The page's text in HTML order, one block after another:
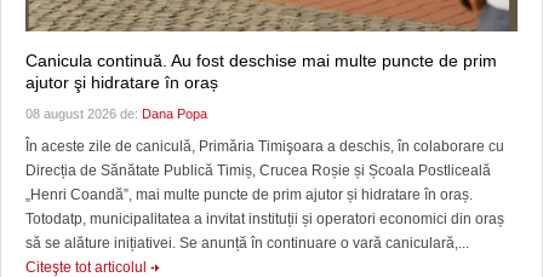
Canicula continuă. Au fost deschise mai multe puncte de prim
ajutor şi hidratare în oraș
08 august 2026 de: Dana Popa
În aceste zile de caniculă, Primăria Timişoara a deschis, în colaborare cu
Direcția de Sănătate Publică Timiș, Crucea Roșie și Școala Postliceală
„Henri Coandă”, mai multe puncte de prim ajutor și hidratare în oraș.
Totodatp, municipalitatea a invitat instituții și operatori economici din oraș
să se alăture inițiativei. Se anunță în continuare o vară caniculară,...
Citeşte tot articolul